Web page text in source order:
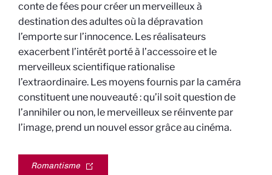
conte de fées pour créer un merveilleux à
destination des adultes où la dépravation
l’emporte sur l’innocence. Les réalisateurs
exacerbent l’intérêt porté à l’accessoire et le
merveilleux scientifique rationalise
l’extraordinaire. Les moyens fournis par la caméra
constituent une nouveauté : qu’il soit question de
l’annihiler ou non, le merveilleux se réinvente par
l’image, prend un nouvel essor grâce au cinéma.
Romantisme